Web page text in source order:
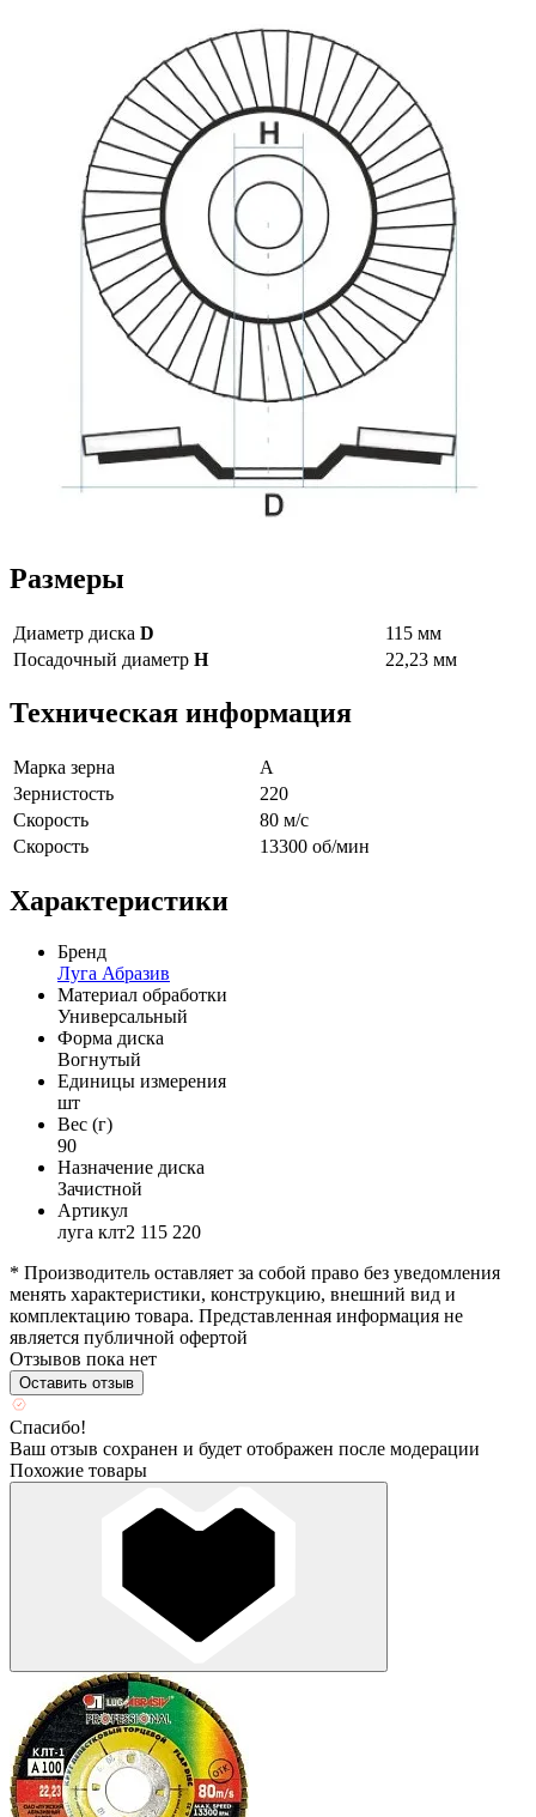
Размеры
Диаметр диска D
115 мм
Посадочный диаметр H 22,23 мм
Техническая информация
Марка зерна
А
Зернистость
220
Скорость
80 м/с
Скорость
13300 об/мин
Характеристики
Бренд
Луга Абразив
Материал обработки
Универсальный
Форма диска
Вогнутый
Единицы измерения
шт
Вес (г)
90
Назначение диска
Зачистной
Артикул
луга клт2 115 220
* Производитель оставляет за собой право без уведомления
менять характеристики, конструкцию, внешний вид и
комплектацию товара. Представленная информация не
является публичной офертой
Отзывов пока нет
Оставить отзыв
Спасибо!
Ваш отзыв сохранен и будет отображен после модерации
Похожие товары